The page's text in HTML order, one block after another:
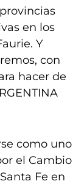
en los
Y
con
hacer de
como uno
el Cambio
Fe en